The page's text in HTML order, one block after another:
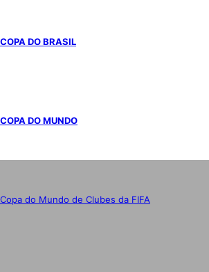
COPA DO BRASIL
COPA DO MUNDO
Copa do Mundo de Clubes da FIFA